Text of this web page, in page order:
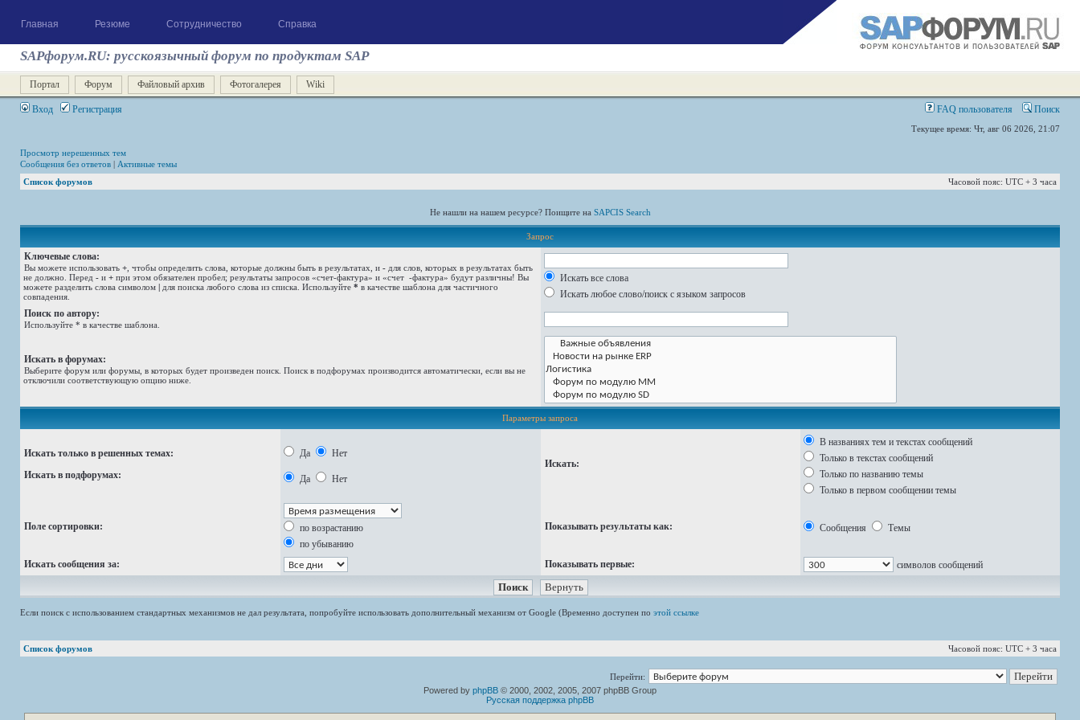
Главная Резюме Сотрудничество Справка
SAPфорум.RU: русскоязычный форум по продуктам SAP
Портал Форум Файловый архив Фотогалерея Wiki
Вход Регистрация FAQ пользователя Поиск
Текущее время: Чт, авг 06 2026, 21:07
Просмотр нерешенных тем
Сообщения без ответов | Активные темы
Список форумов
Часовой пояс: UTC + 3 часа
Не нашли на нашем ресурсе? Поищите на SAPCIS Search
Запрос
Ключевые слова:
Вы можете использовать + , чтобы определить слова, которые должны быть в результатах, и - для слов, которых в результатах быть
не должно. Перед - и + при этом обязателен пробел; результаты запросов «счет-фактура» и «счет -фактура» будут различны! Вы
можете разделить слова символом | для поиска любого слова из списка. Используйте * в качестве шаблона для частичного
совпадения.
Искать все слова
Искать любое слово/поиск с языком запросов
Поиск по автору:
Используйте * в качестве шаблона.
Искать в форумах:
Выберите форум или форумы, в которых будет произведен поиск. Поиск в подфорумах производится автоматически, если вы не
отключили соответствующую опцию ниже.
Параметры запроса
Искать только в решенных темах:
Искать в подфорумах:
Да Нет
Да Нет
Искать:
В названиях тем и текстах сообщений
Только в текстах сообщений
Только по названию темы
Только в первом сообщении темы
Поле сортировки:
по возрастанию
по убыванию
Показывать результаты как: Сообщения Темы
Искать сообщения за: Показывать первые: символов сообщений
Если поиск с использованием стандартных механизмов не дал результата, попробуйте использовать дополнительный механизм от Google (Временно доступен по этой ссылке
Список форумов Часовой пояс: UTC + 3 часа
Перейти:
Powered by phpBB © 2000, 2002, 2005, 2007 phpBB Group
Русская поддержка phpBB